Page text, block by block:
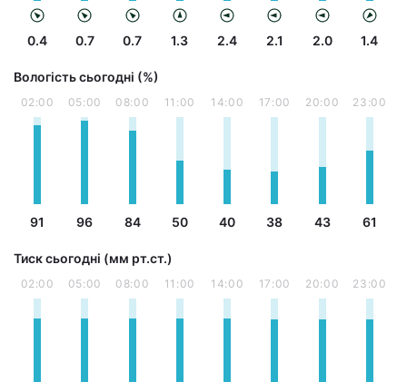
0.4 0.7 0.7 1.3 2.4 2.1 2.0 1.4
Вологість сьогодні (%)
02:00
91
05:00
96
08:00
84
11:00
50
14:00
40
17:00
38
20:00
43
23:00
61
Тиск сьогодні (мм рт.ст.)
02:00 05:00 08:00 11:00 14:00 17:00 20:00 23:00